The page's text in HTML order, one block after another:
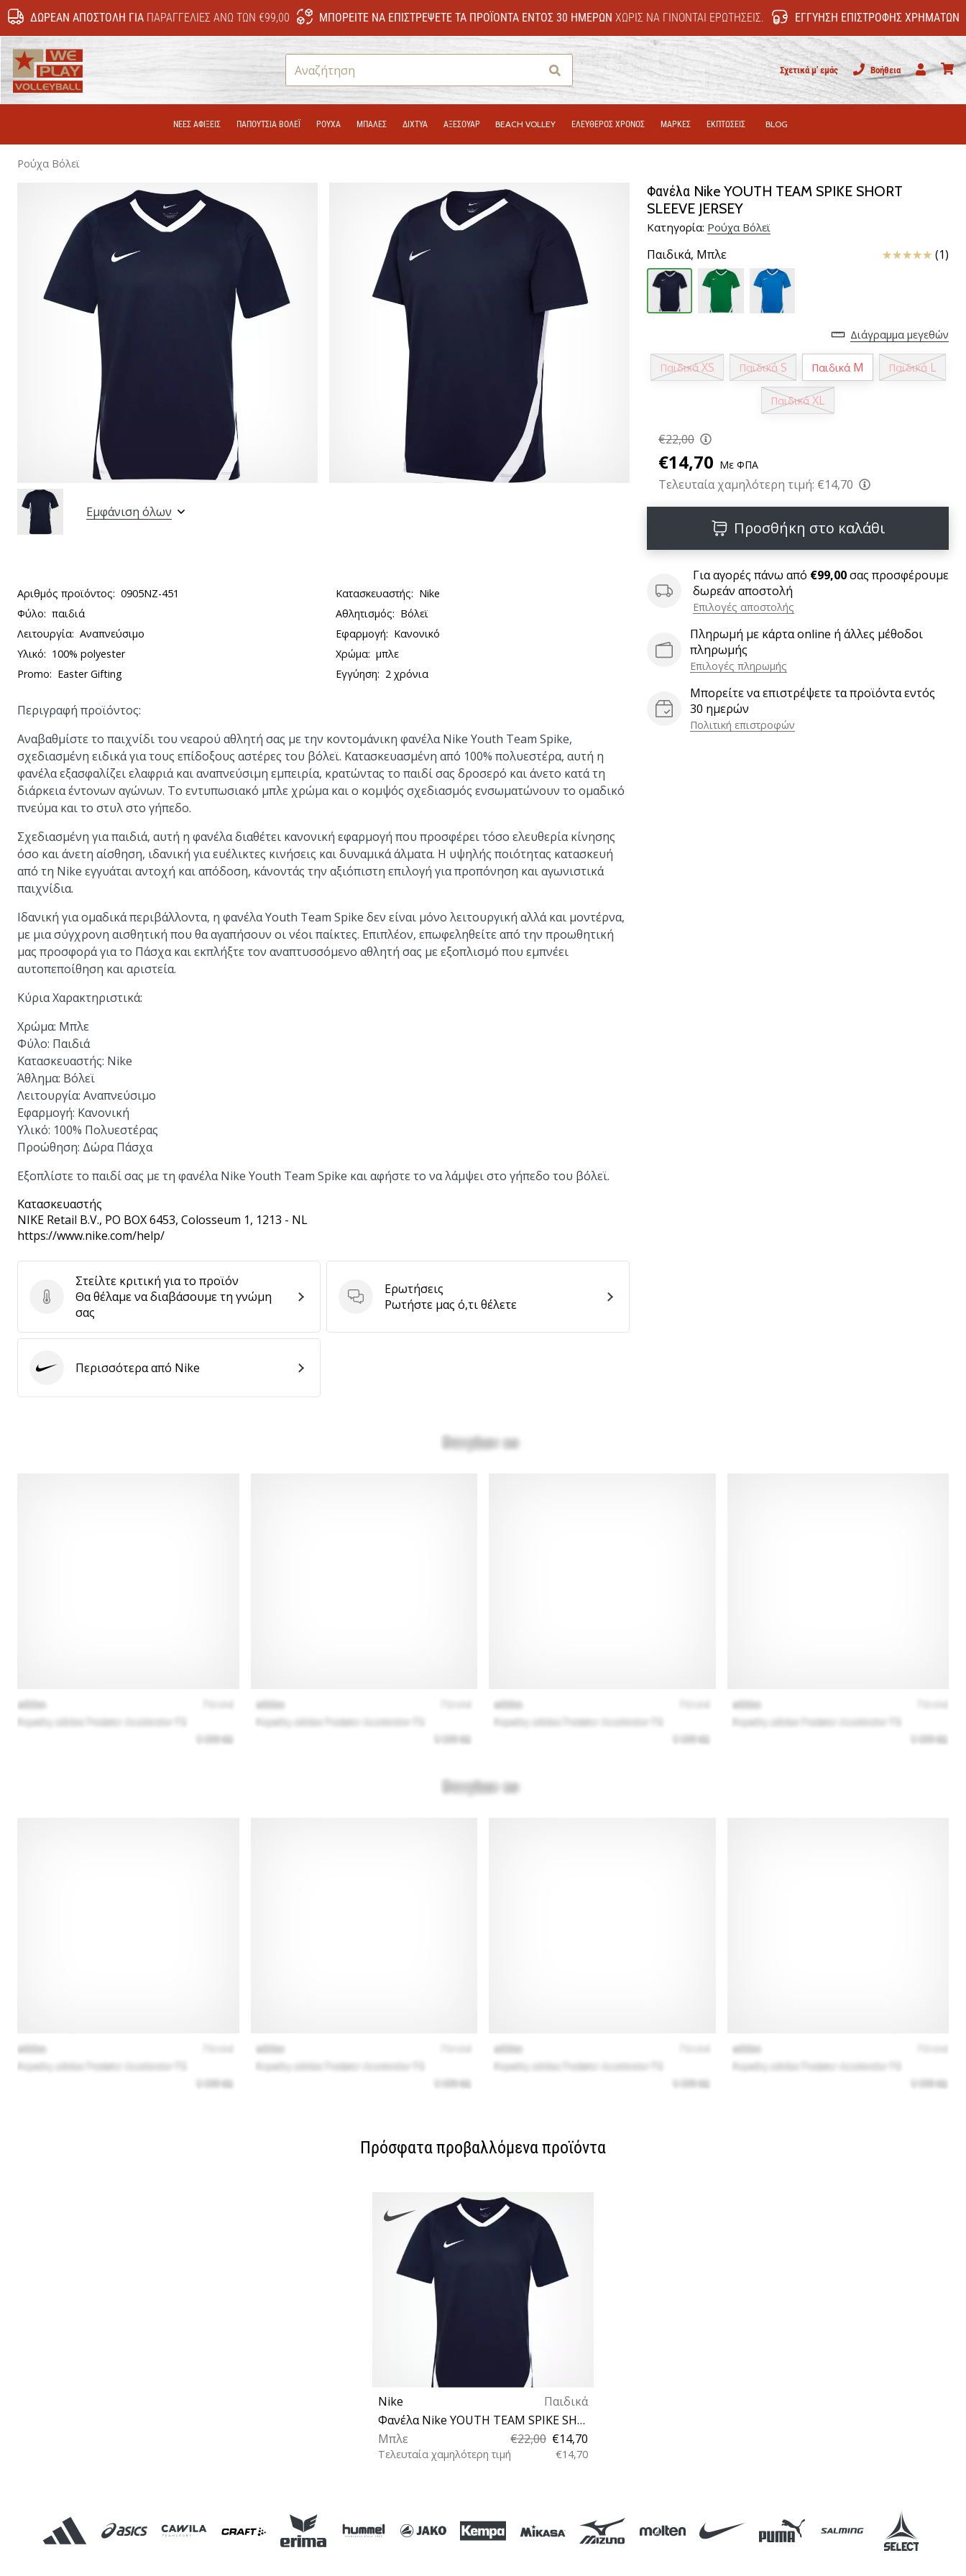
ΔΩΡΕΆΝ ΑΠΟΣΤΟΛΉ ΓΙΑΠΑΡΑΓΓΕΛΊΕΣ ΆΝΩ ΤΩΝ €99,00 ΜΠΟΡΕΊΤΕ ΝΑ ΕΠΙΣΤΡΈΨΕΤΕ ΤΑ ΠΡΟΪΌΝΤΑ ΕΝΤΌΣ 30 ΗΜΕΡΏΝ ΧΩΡΊΣ ΝΑ ΓΊΝΟΝΤΑΙ ΕΡΩΤΉΣΕΙΣ. ΕΓΓΎΗΣΗ ΕΠΙΣΤΡΟΦΉΣ ΧΡΗΜΆΤΩΝ
Αναζήτηση Σχετικά μ' εμάς
Βοήθεια
Χρήστης
ΝΕΕΣ ΑΦΙΞΕΙΣ ΠΑΠΟΎΤΣΙΑ ΒΌΛΕΪ ΡΟΎΧΑ ΜΠΑΛΕΣ ΔΊΧΤΥΑ ΑΞΕΣΟΥΑΡ BEACH VOLLEY ΕΛΕΥΘΕΡΟΣ ΧΡΟΝΟΣ ΜΑΡΚΕΣ ΕΚΠΤΩΣΕΙΣ BLOG
Ρούχα Βόλεϊ
Φανέλα Nike YOUTH TEAM SPIKE SHORT
SLEEVE JERSEY
Κατηγορία: Ρούχα Βόλεϊ
Παιδικά, Μπλε Κριτικές (1)
Διάγραμμα μεγεθών
Παιδικά XS Παιδικά S Παιδικά M Παιδικά L
Παιδικά XL
€22,00
€14,70 Με ΦΠΑ
Τελευταία χαμηλότερη τιμή: €14,70
Προσθήκη στο καλάθι
Για αγορές πάνω από €99,00σας προσφέρουμε
δωρεάν αποστολή
Επιλογές αποστολής
Πληρωμή με κάρτα online ή άλλες μέθοδοι
πληρωμής
Επιλογές πληρωμής
Μπορείτε να επιστρέψετε τα προϊόντα εντός
30 ημερών
Πολιτική επιστροφών
Εμφάνιση όλων
Αριθμός προϊόντος: 0905NZ-451 Κατασκευαστής: Nike
Φύλο: παιδιά Αθλητισμός: Βόλεϊ
Λειτουργία: Αναπνεύσιμο Εφαρμογή: Κανονικό
Υλικό: 100% polyester Χρώμα: μπλε
Promo: Easter Gifting Εγγύηση: 2 χρόνια
Περιγραφή προϊόντος:
Αναβαθμίστε το παιχνίδι του νεαρού αθλητή σας με την κοντομάνικη φανέλα Nike Youth Team Spike,
σχεδιασμένη ειδικά για τους επίδοξους αστέρες του βόλεϊ. Κατασκευασμένη από 100% πολυεστέρα, αυτή η
φανέλα εξασφαλίζει ελαφριά και αναπνεύσιμη εμπειρία, κρατώντας το παιδί σας δροσερό και άνετο κατά τη
διάρκεια έντονων αγώνων. Το εντυπωσιακό μπλε χρώμα και ο κομψός σχεδιασμός ενσωματώνουν το ομαδικό
πνεύμα και το στυλ στο γήπεδο.
Σχεδιασμένη για παιδιά, αυτή η φανέλα διαθέτει κανονική εφαρμογή που προσφέρει τόσο ελευθερία κίνησης
όσο και άνετη αίσθηση, ιδανική για ευέλικτες κινήσεις και δυναμικά άλματα. Η υψηλής ποιότητας κατασκευή
από τη Nike εγγυάται αντοχή και απόδοση, κάνοντάς την αξιόπιστη επιλογή για προπόνηση και αγωνιστικά
παιχνίδια.
Ιδανική για ομαδικά περιβάλλοντα, η φανέλα Youth Team Spike δεν είναι μόνο λειτουργική αλλά και μοντέρνα,
με μια σύγχρονη αισθητική που θα αγαπήσουν οι νέοι παίκτες. Επιπλέον, επωφεληθείτε από την προωθητική
μας προσφορά για το Πάσχα και εκπλήξτε τον αναπτυσσόμενο αθλητή σας με εξοπλισμό που εμπνέει
αυτοπεποίθηση και αριστεία.
Κύρια Χαρακτηριστικά:
Χρώμα: Μπλε
Φύλο: Παιδιά
Κατασκευαστής: Nike
Άθλημα: Βόλεϊ
Λειτουργία: Αναπνεύσιμο
Εφαρμογή: Κανονική
Υλικό: 100% Πολυεστέρας
Προώθηση: Δώρα Πάσχα
Εξοπλίστε το παιδί σας με τη φανέλα Nike Youth Team Spike και αφήστε το να λάμψει στο γήπεδο του βόλεϊ.
Κατασκευαστής
NIKE Retail B.V., PO BOX 6453, Colosseum 1, 1213 - NL
https://www.nike.com/help/
Στείλτε κριτική για το προϊόν
Στείλτε κριτική για το προϊόν
Θα θέλαμε να διαβάσουμε τη γνώμη
σας
Ερωτήσεις
Ερωτήσεις
Ρωτήστε μας ό,τι θέλετε
Nike Περισσότερα από Nike
Πρόσφατα προβαλλόμενα προϊόντα
Nike
Παιδικά
Φανέλα Nike YOUTH TEAM SPIKE SHORT SLEEVE JERSEY
Μπλε
€22,00 €14,70
Τελευταία χαμηλότερη τιμή €14,70